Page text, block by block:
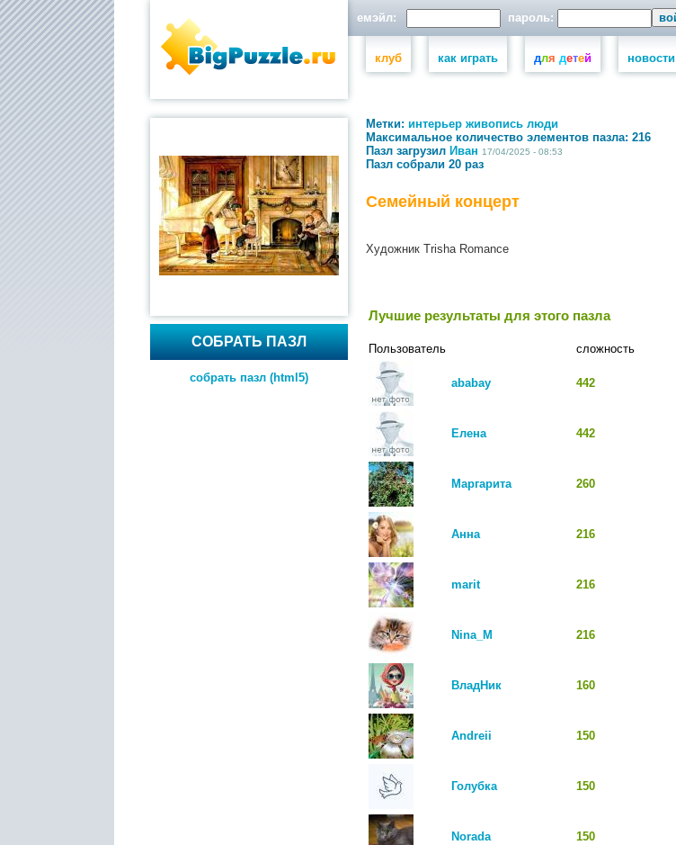
емэйл: пароль:
клуб как играть для детей новости
СОБРАТЬ ПАЗЛ
собрать пазл (html5)
Метки: интерьер живопись люди
Максимальное количество элементов пазла: 216
Пазл загрузил Иван 17/04/2025 - 08:53
Пазл собрали 20 раз
Семейный концерт
Художник Trisha Romance
Лучшие результаты для этого пазла
Пользователь сложность
ababay 442
Елена 442
Маргарита 260
Анна 216
marit 216
Nina_M 216
ВладНик 160
Andreii 150
Голубка 150
Norada 150